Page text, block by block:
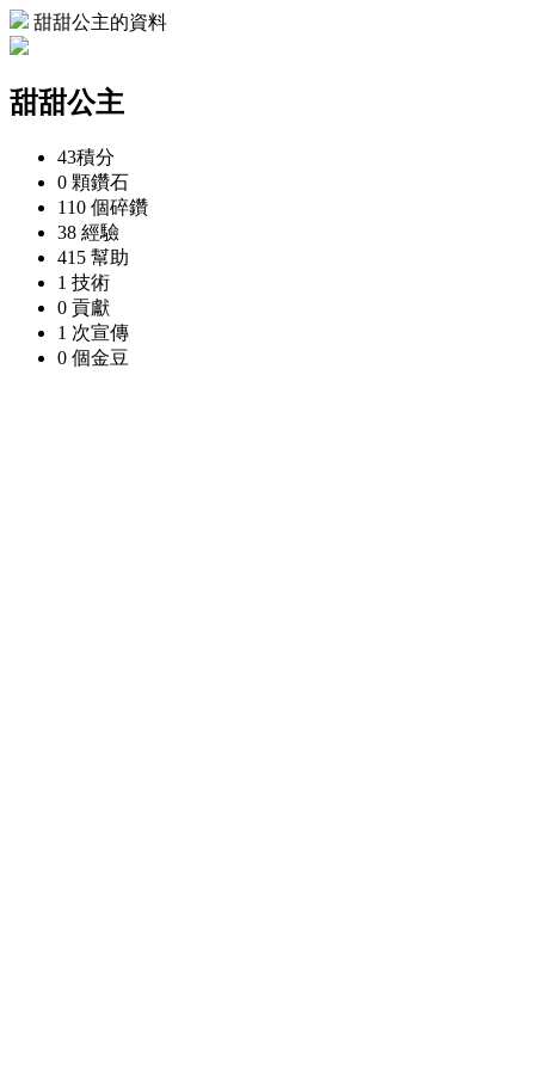
甜甜公主的資料
甜甜公主
43積分
0 顆鑽石
110 個碎鑽
38 經驗
415 幫助
1 技術
0 貢獻
1 次宣傳
0 個金豆